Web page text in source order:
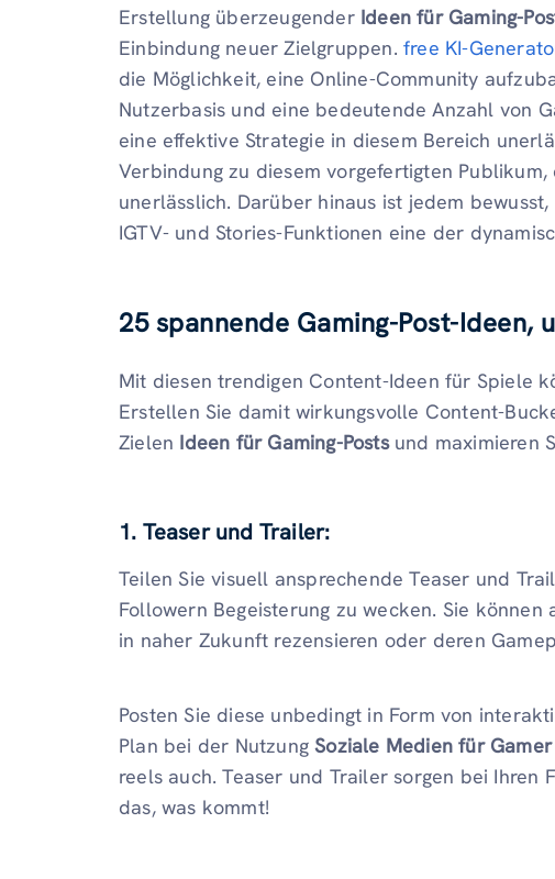
Erstellung überzeugender Ideen für Gaming-
Einbindung neuer Zielgruppen.free KI-
die Möglichkeit, eine Online-Community
Nutzerbasis und eine bedeutende Anzahl von
eine effektive Strategie in diesem Bereich
Verbindung zu diesem vorgefertigten
unerlässlich. Darüber hinaus ist jedem
IGTV- und Stories-Funktionen eine der
25 spannende Gaming-Post-Ideen,
Mit diesen trendigen Content-Ideen für Spiele
Erstellen Sie damit wirkungsvolle Content-
Zielen Ideen für Gaming-Posts und maximieren
1. Teaser und Trailer:
Teilen Sie visuell ansprechende Teaser und
Followern Begeisterung zu wecken. Sie
in naher Zukunft rezensieren oder deren
Posten Sie diese unbedingt in Form von
Plan bei der NutzungSoziale Medien für Gamer
reels auch. Teaser und Trailer sorgen bei
das, was kommt!